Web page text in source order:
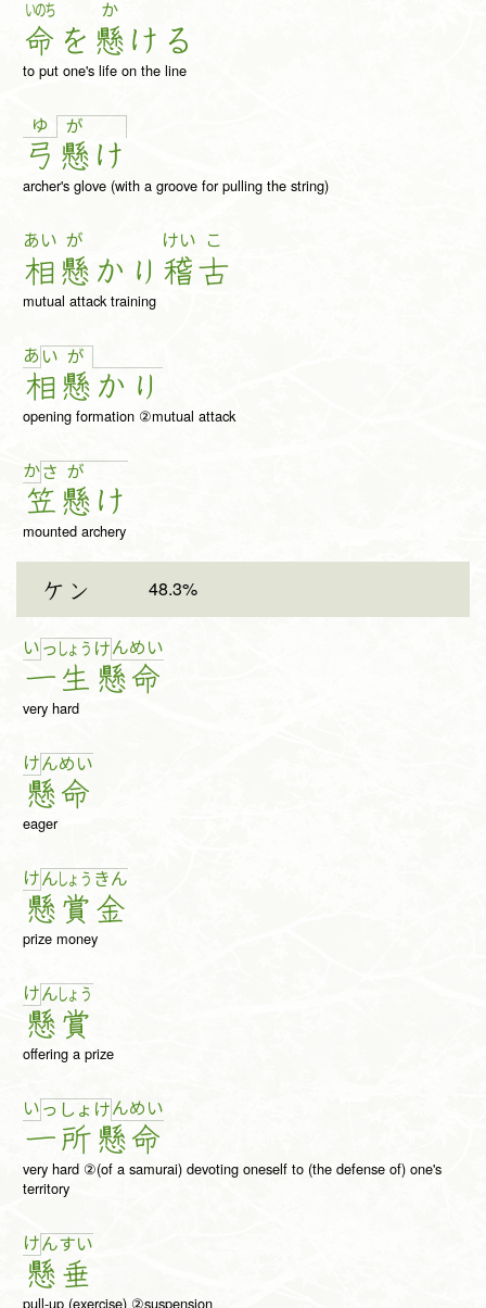
いのち
命 を
か
懸 け る
to put one's life on the line
ゆ
弓
が
懸 け
archer's glove (with a groove for pulling the string)
あい
相
が
懸 か り
けい
稽
こ
古
mutual attack training
あ い
相
が
懸 か り
opening formation ②mutual attack
かさ
笠
が
懸 け
mounted archery
ケン 48.3%
い っ
一
しょ う
生
けん
懸
め い
命
very hard
けん
懸
め い
命
eager
けん
懸
しょ う
賞
きん
金
prize money
けん
懸
しょ う
賞
offering a prize
い っ
一
しょ
所
けん
懸
め い
命
very hard ②(of a samurai) devoting oneself to (the defense of) one's
territory
けん
懸
すい
垂
pull-up (exercise) ②suspension